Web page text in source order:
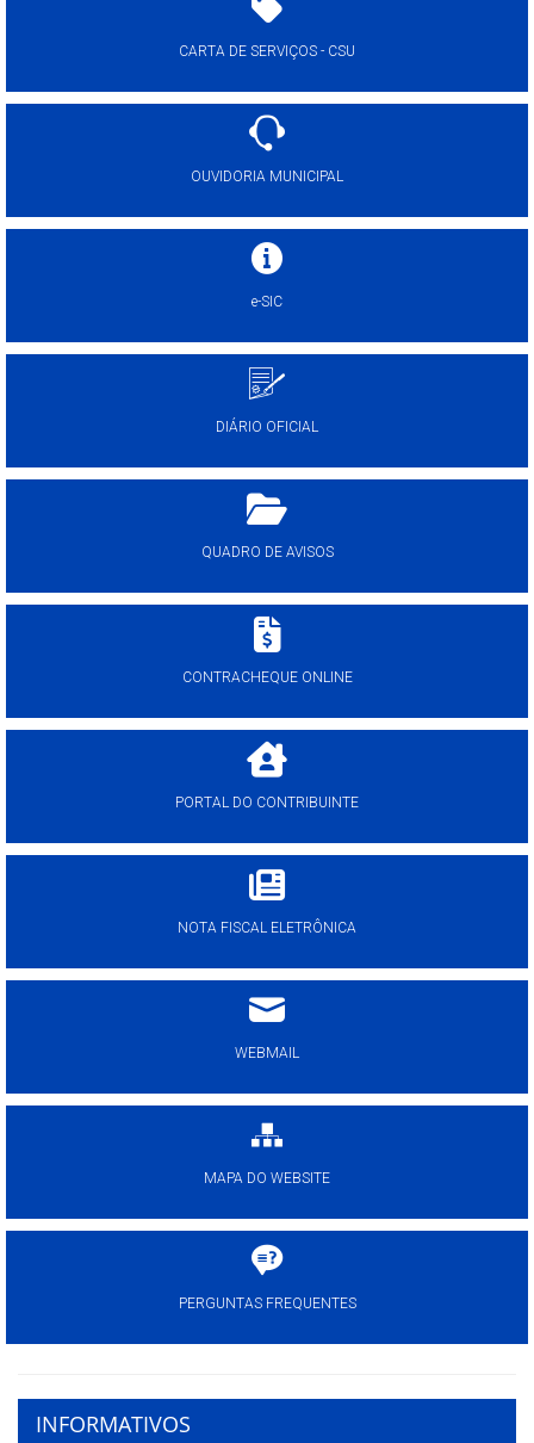
CARTA DE SERVIÇOS - CSU
OUVIDORIA MUNICIPAL
e-SIC
DIÁRIO OFICIAL
QUADRO DE AVISOS
CONTRACHEQUE ONLINE
PORTAL DO CONTRIBUINTE
NOTA FISCAL ELETRÔNICA
WEBMAIL
MAPA DO WEBSITE
PERGUNTAS FREQUENTES
INFORMATIVOS